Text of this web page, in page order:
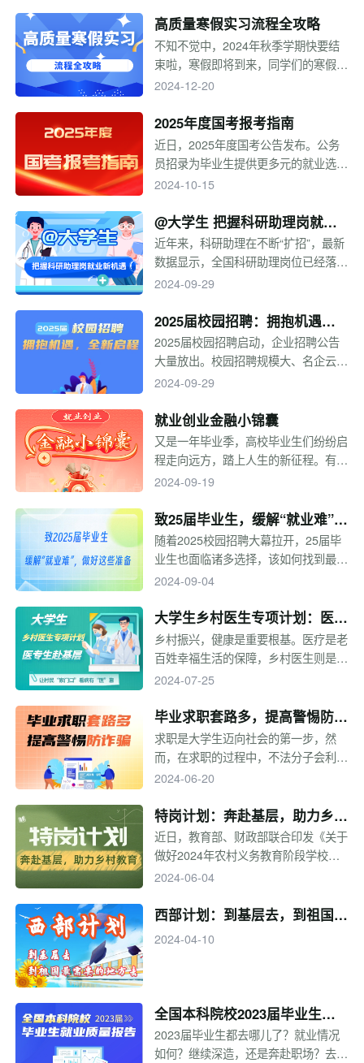
学生清晰掌握各重要时间节点与准备技
巧，2025年升学就业月历请收好！
高质量寒假实习流程全攻略
不知不觉中，2024年秋季学期快要结
束啦，寒假即将到来，同学们的寒假生
活如何安排呢？不如，准备寒假实习
请门槛低，在实习期表现优秀的同学，
还有机会获得留用机会。虽然寒假还没
开始，目前已有企业寒假实习项目陆续
前开始准备啦！
2024-12-20
2025年度国考报考指南
近日，2025年度国考公告发布。公务
员招录为毕业生提供更多元的就业选
择。缓解就业压力，近几年面向应届毕
度飙升。今年国考有哪些要点关注？国
考报考需要注意什么？一起来看看吧！
2024-10-15
@大学生 把握科研助理岗就业
新机遇
近年来，科研助理在不断“扩招”，最新
数据显示，全国科研助理岗位已经落实
8.2万人就业。很多高校毕业生出于继
身份完成从象牙塔到职场的转变。科研
助理具体工作内容是怎样的？哪些毕业
生适合科研助理岗？一起来看！
2024-09-29
2025届校园招聘：拥抱机遇，
全新启程
2025届校园招聘启动，企业招聘公告
大量放出。校园招聘规模大、名企云
集、岗位类型众多，是应届生求职的最
吗？求职过程中有哪些需要注意的地方
呢？本专题总结了求职过程中的一些技
巧，助力毕业生求职。
2024-09-29
就业创业金融小锦囊
又是一年毕业季，高校毕业生们纷纷启
程走向远方，踏上人生的新征程。有的
人步入工作岗位，焕发青春的光芒；有
想……前路漫漫，中国银行愿各位毕业
生们：未来的人生之路，所行皆坦途，
所遇皆良善~
2024-09-19
致25届毕业生，缓解“就业难”，
做好这些准备
随着2025校园招聘大幕拉开，25届毕
业生也面临诸多选择，该如何找到最适
合自己的方向？不同选择又该如何准
适合自己的选项？升学深造？考公？考
编？国企就业？外企、民企就业？……
选择不同的方向，会面临不同的人生际
起来找属于自己的答案吧。
2024-09-04
大学生乡村医生专项计划：医专
生赴基层，让村民“家门口”看病
有“医”靠
乡村振兴，健康是重要根基。医疗是老
百姓幸福生活的保障，乡村医生则是最
贴近农村居民的健康“守门人”。我国各
实施乡村振兴战略和全面推进健康中国
建设对乡村医生的能力和素质提出了更
高要求。2023年五部门印发通知，“十
医生专项计划，鼓励和吸引更多医学专
业毕业生服务农村、扎根农村。
2024-07-25
毕业求职套路多，提高警惕防诈
骗
求职是大学生迈向社会的第一步，然
而，在求职的过程中，不法分子会利用
毕业生求职心切的心理，以高薪资、高
此，求职者在找工作时要把心态放平，
不宜操之过急，同时，“擦亮眼睛”从正
规的渠道找工作，降低遇到不靠谱公司
2024-06-20
特岗计划：奔赴基层，助力乡村
教育
近日，教育部、财政部联合印发《关于
做好2024年农村义务教育阶段学校教
师特设岗位计划实施工作的通知》，
名。什么是特岗计划？报考条件有哪
2024-06-04
西部计划：到基层去，到祖国最
需要的地方去
2024-04-10
全国本科院校2023届毕业生就
业质量报告
2023届毕业生都去哪儿了？就业情况
如何？继续深造，还是奔赴职场？去大